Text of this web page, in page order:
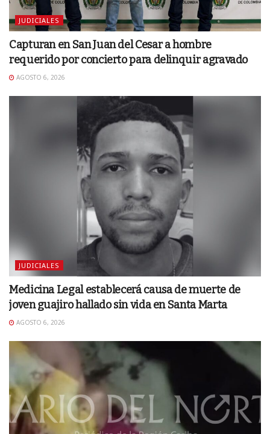
JUDICIALES
Capturan en San Juan del Cesar a hombre
requerido por concierto para delinquir agravado
AGOSTO 6, 2026
JUDICIALES
Medicina Legal establecerá causa de muerte de
joven guajiro hallado sin vida en Santa Marta
AGOSTO 6, 2026